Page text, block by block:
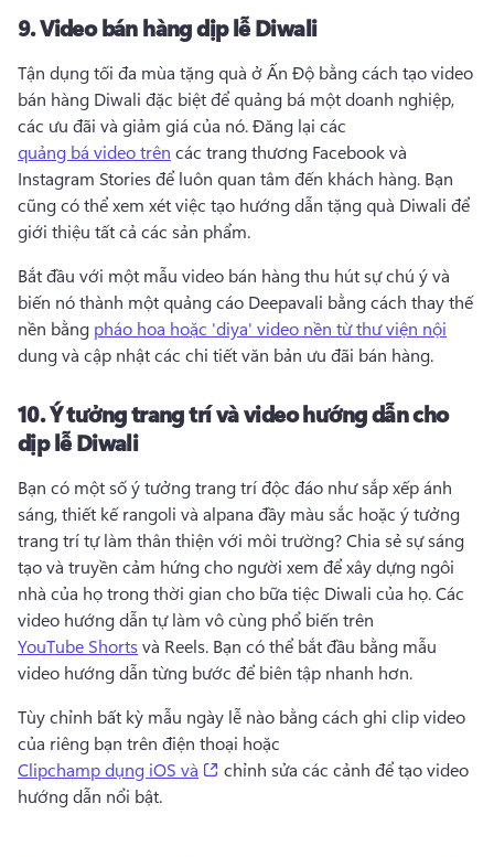
9.Video bán hàng dịp lễ Diwali
Tận dụng tối đa mùa tặng quà ở Ấn Độ bằng cách tạo video
bán hàng Diwali đặc biệt để quảng bá một doanh nghiệp,
các ưu đãi và giảm giá của nó. Đăng lại các
quảng bá video trên các trang thương Facebook và
Instagram Stories để luôn quan tâm đến khách hàng. Bạn
cũng có thể xem xét việc tạo hướng dẫn tặng quà Diwali để
giới thiệu tất cả các sản phẩm.
Bắt đầu với một mẫu video bán hàng thu hút sự chú ý và
biến nó thành một quảng cáo Deepavali bằng cách thay thế
nền bằng pháo hoa hoặc 'diya' video nền từ thư viện nội
dung và cập nhật các chi tiết văn bản ưu đãi bán hàng.
10.Ý tưởng trang trí và video hướng dẫn cho
dịp lễ Diwali
Bạn có một số ý tưởng trang trí độc đáo như sắp xếp ánh
sáng, thiết kế rangoli và alpana đầy màu sắc hoặc ý tưởng
trang trí tự làm thân thiện với môi trường? Chia sẻ sự sáng
tạo và truyền cảm hứng cho người xem để xây dựng ngôi
nhà của họ trong thời gian cho bữa tiệc Diwali của họ. Các
video hướng dẫn tự làm vô cùng phổ biến trên
YouTube Shorts và Reels. Bạn có thể bắt đầu bằng mẫu
video hướng dẫn từng bước để biên tập nhanh hơn.
Tùy chỉnh bất kỳ mẫu ngày lễ nào bằng cách ghi clip video
của riêng bạn trên điện thoại hoặc
Clipchamp dụng iOS và
(opens in a new tab)
chỉnh sửa các cảnh để tạo video
hướng dẫn nổi bật.